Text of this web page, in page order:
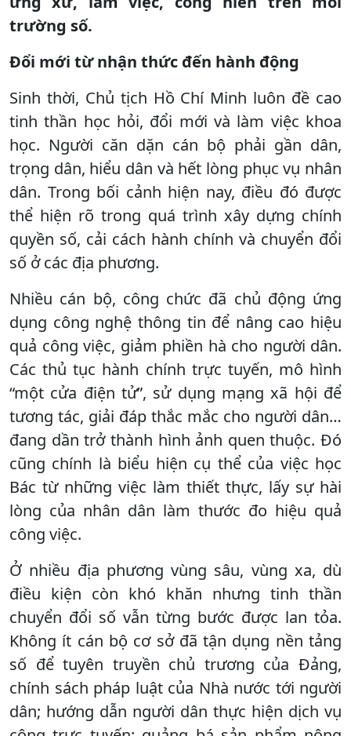
trường số.
Đổi mới từ nhận thức đến hành động
Sinh thời, Chủ tịch Hồ Chí Minh luôn đề cao
tinh thần học hỏi, đổi mới và làm việc khoa
học. Người căn dặn cán bộ phải gần dân,
trọng dân, hiểu dân và hết lòng phục vụ nhân
dân. Trong bối cảnh hiện nay, điều đó được
thể hiện rõ trong quá trình xây dựng chính
quyền số, cải cách hành chính và chuyển đổi
số ở các địa phương.
Nhiều cán bộ, công chức đã chủ động ứng
dụng công nghệ thông tin để nâng cao hiệu
quả công việc, giảm phiền hà cho người dân.
Các thủ tục hành chính trực tuyến, mô hình
“một cửa điện tử”, sử dụng mạng xã hội để
tương tác, giải đáp thắc mắc cho người dân…
đang dần trở thành hình ảnh quen thuộc. Đó
cũng chính là biểu hiện cụ thể của việc học
Bác từ những việc làm thiết thực, lấy sự hài
lòng của nhân dân làm thước đo hiệu quả
công việc.
Ở nhiều địa phương vùng sâu, vùng xa, dù
điều kiện còn khó khăn nhưng tinh thần
chuyển đổi số vẫn từng bước được lan tỏa.
Không ít cán bộ cơ sở đã tận dụng nền tảng
số để tuyên truyền chủ trương của Đảng,
chính sách pháp luật của Nhà nước tới người
dân; hướng dẫn người dân thực hiện dịch vụ